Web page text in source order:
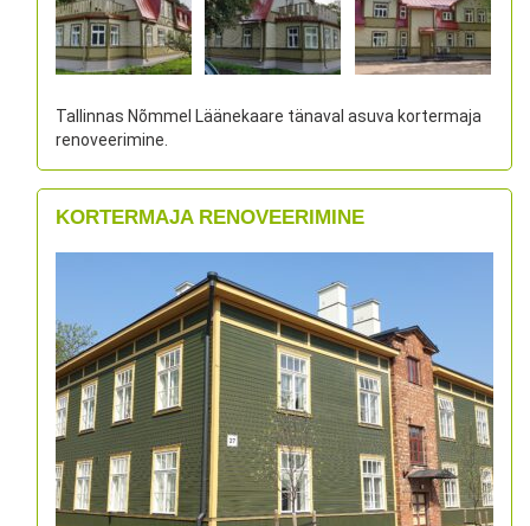
Tallinnas Nõmmel Läänekaare tänaval asuva kortermaja
renoveerimine.
KORTERMAJA RENOVEERIMINE